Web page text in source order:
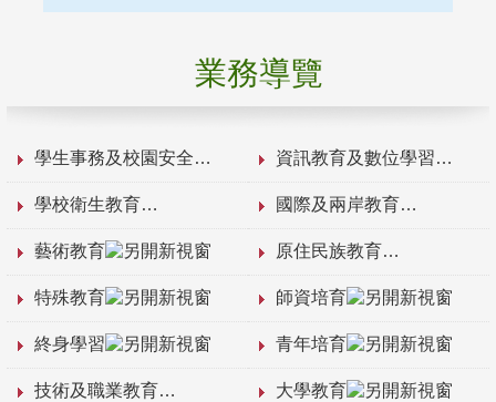
業務導覽
學生事務及校園安全 資訊教育及數位學習
學校衛生教育 國際及兩岸教育
藝術教育 原住民族教育
特殊教育 師資培育
終身學習 青年培育
技術及職業教育 大學教育